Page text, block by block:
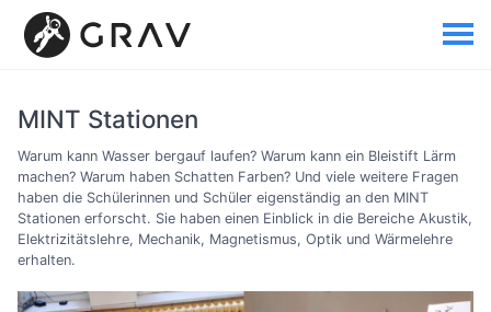
MINT Stationen
Warum kann Wasser bergauf laufen? Warum kann ein Bleistift Lärm
machen? Warum haben Schatten Farben? Und viele weitere Fragen
haben die Schülerinnen und Schüler eigenständig an den MINT
Stationen erforscht. Sie haben einen Einblick in die Bereiche Akustik,
Elektrizitätslehre, Mechanik, Magnetismus, Optik und Wärmelehre
erhalten.